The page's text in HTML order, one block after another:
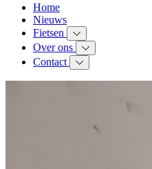
Home
Nieuws
Fietsen
Over ons
Contact